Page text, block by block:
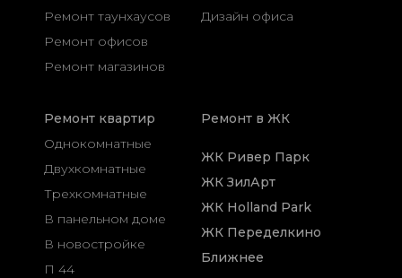
Ремонт таунхаусов
Ремонт офисов
Ремонт магазинов
Дизайн офиса
Ремонт квартир
Однокомнатные
Двухкомнатные
Трехкомнатные
В панельном доме
В новостройке
П 44
Ремонт в ЖК
ЖК Ривер Парк
ЖК ЗилАрт
ЖК Holland Park
ЖК Переделкино
Ближнее